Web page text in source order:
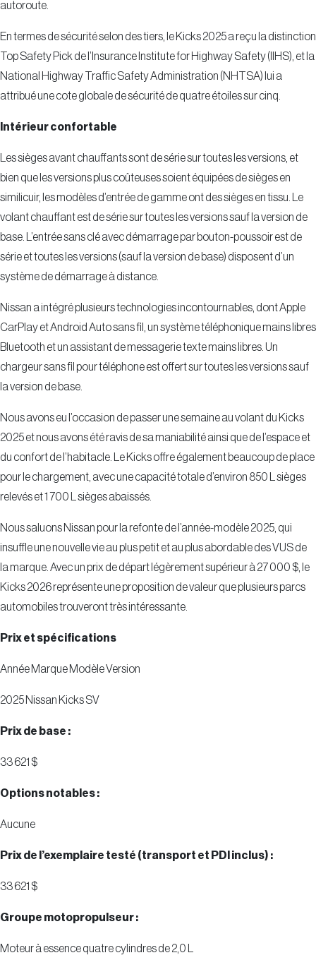
autoroute.
En termes de sécurité selon des tiers, le Kicks 2025 a reçu la distinction
Top Safety Pick de l’Insurance Institute for Highway Safety (IIHS), et la
National Highway Traffic Safety Administration (NHTSA) lui a
attribué une cote globale de sécurité de quatre étoiles sur cinq.
Intérieur confortable
Les sièges avant chauffants sont de série sur toutes les versions, et
bien que les versions plus coûteuses soient équipées de sièges en
similicuir, les modèles d’entrée de gamme ont des sièges en tissu. Le
volant chauffant est de série sur toutes les versions sauf la version de
base. L’entrée sans clé avec démarrage par bouton-poussoir est de
série et toutes les versions (sauf la version de base) disposent d’un
système de démarrage à distance.
Nissan a intégré plusieurs technologies incontournables, dont Apple
CarPlay et Android Auto sans fil, un système téléphonique mains libres
Bluetooth et un assistant de messagerie texte mains libres. Un
chargeur sans fil pour téléphone est offert sur toutes les versions sauf
la version de base.
Nous avons eu l’occasion de passer une semaine au volant du Kicks
2025 et nous avons été ravis de sa maniabilité ainsi que de l’espace et
du confort de l’habitacle. Le Kicks offre également beaucoup de place
pour le chargement, avec une capacité totale d’environ 850 L sièges
relevés et 1 700 L sièges abaissés.
Nous saluons Nissan pour la refonte de l’année-modèle 2025, qui
insuffle une nouvelle vie au plus petit et au plus abordable des VUS de
la marque. Avec un prix de départ légèrement supérieur à 27 000 $, le
Kicks 2026 représente une proposition de valeur que plusieurs parcs
automobiles trouveront très intéressante.
Prix et spécifications
Année Marque Modèle Version
2025 Nissan Kicks SV
Prix de base :
33 621 $
Options notables :
Aucune
Prix de l’exemplaire testé (transport et PDI inclus) :
33 621 $
Groupe motopropulseur :
Moteur à essence quatre cylindres de 2,0 L